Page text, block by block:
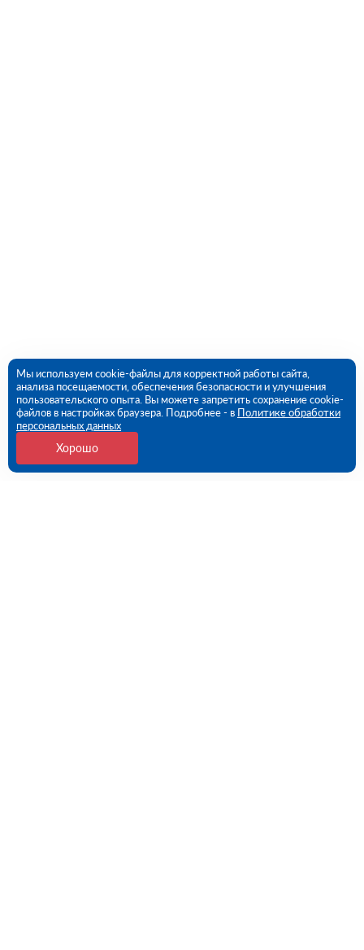
Мы используем cookie-файлы для корректной работы сайта,
анализа посещаемости, обеспечения безопасности и улучшения
пользовательского опыта. Вы можете запретить сохранение cookie-
файлов в настройках браузера. Подробнее - в Политике обработки
персональных данных
Хорошо